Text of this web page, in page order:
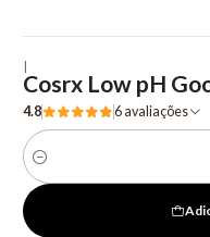
|
Cosrx Low pH
4.8 6 avaliações
Quantidade